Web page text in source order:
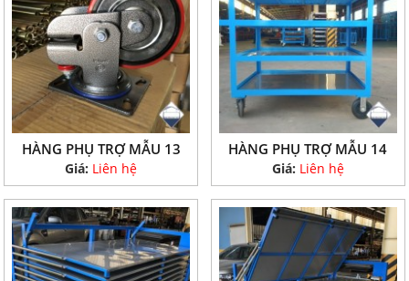
HÀNG PHỤ TRỢ MẪU 13
Giá: Liên hệ
HÀNG PHỤ TRỢ MẪU 14
Giá: Liên hệ